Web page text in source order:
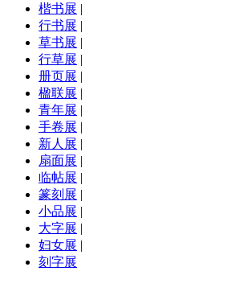
楷书展 |
行书展 |
草书展 |
行草展 |
册页展 |
楹联展 |
青年展 |
手卷展 |
新人展 |
扇面展 |
临帖展 |
篆刻展 |
小品展 |
大字展 |
妇女展 |
刻字展